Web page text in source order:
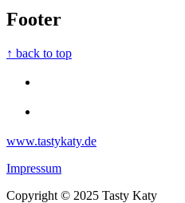
Footer
↑ back to top
www.tastykaty.de
Impressum
Copyright © 2025 Tasty Katy